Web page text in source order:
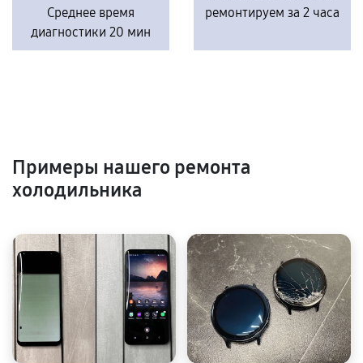
Среднее время
диагностики 20 мин
ремонтируем за 2 часа
Примеры нашего ремонта
холодильника